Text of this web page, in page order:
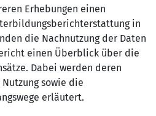
Erhebungen einen
in
die Nachnutzung der Daten
einen Überblick über die
Dabei werden deren
sowie die
erläutert.